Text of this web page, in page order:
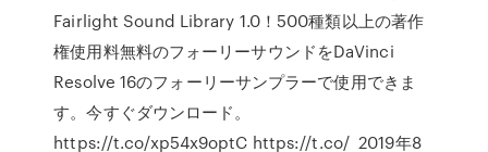
Fairlight Sound Library 1.0！500種類以上の著作
権使用料無料のフォーリーサウンドをDaVinci
Resolve 16のフォーリーサンプラーで使用できま
す。今すぐダウンロード。
https://t.co/xp54x9optC https://t.co/ 2019年8